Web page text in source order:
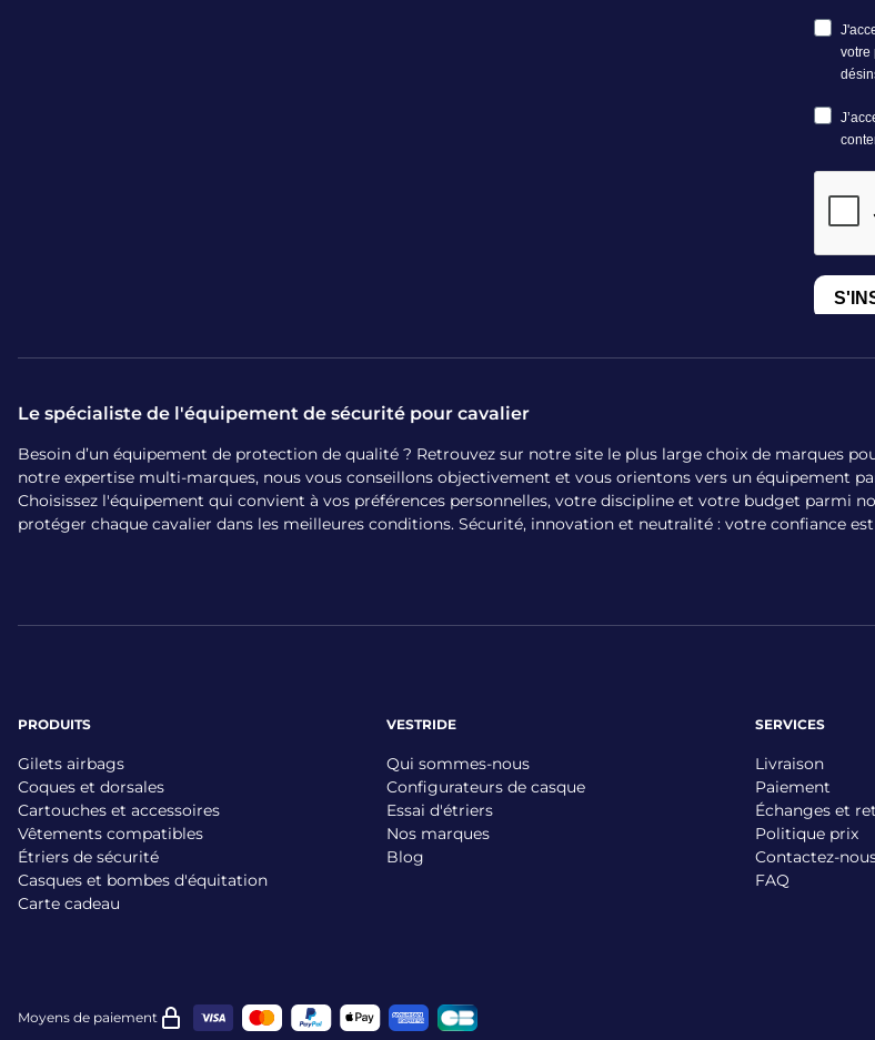
Le spécialiste de l'équipement de sécurité pour cavalier
Besoin d’un équipement de protection de qualité ? Retrouvez sur notre site le plus large choix de marques
notre expertise multi-marques, nous vous conseillons objectivement et vous orientons vers un équipement
Choisissez l'équipement qui convient à vos préférences personnelles, votre discipline et votre budget parmi
protéger chaque cavalier dans les meilleures conditions. Sécurité, innovation et neutralité : votre confiance
PRODUITS
Gilets airbags
Coques et dorsales
Cartouches et accessoires
Vêtements compatibles
Étriers de sécurité
Casques et bombes d'équitation
Carte cadeau
VESTRIDE
Qui sommes-nous
Configurateurs de casque
Essai d'étriers
Nos marques
Blog
SERVICES
Livraison
Paiement
Échanges et
Politique prix
Contactez-
FAQ
Moyens de paiement